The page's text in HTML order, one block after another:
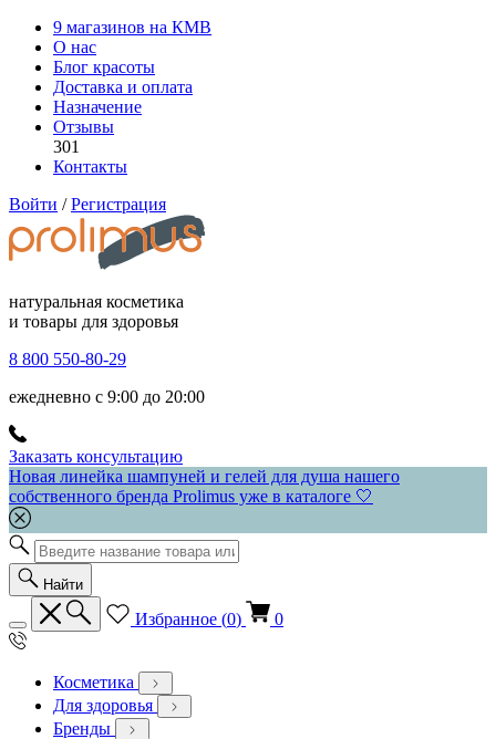
9 магазинов на КМВ
О нас
Блог красоты
Доставка и оплата
Назначение
Отзывы
301
Контакты
Войти / Регистрация
натуральная косметика
и товары для здоровья
8 800 550-80-29
ежедневно с 9:00 до 20:00
Заказать консультацию
Новая линейка шампуней и гелей для душа нашего
собственного бренда Prolimus уже в каталоге 🤍
Найти
Избранное (0) 0
Косметика
Для здоровья
Бренды